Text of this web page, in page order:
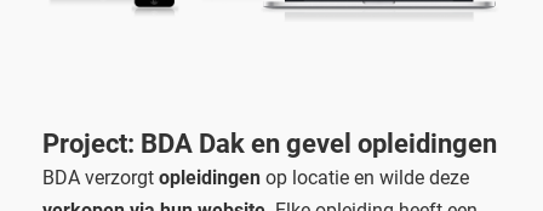
Project: BDA Dak en gevel opleidingen
BDA verzorgt opleidingenop locatie en wilde deze